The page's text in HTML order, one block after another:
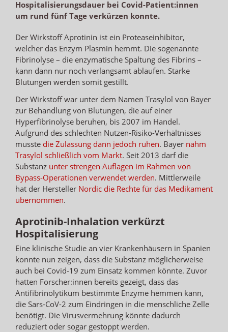
Hospitalisierungsdauer bei Covid-Patient:innen
um rund fünf Tage verkürzen konnte.
Der Wirkstoff Aprotinin ist ein Proteaseinhibitor,
welcher das Enzym Plasmin hemmt. Die sogenannte
Fibrinolyse – die enzymatische Spaltung des Fibrins –
kann dann nur noch verlangsamt ablaufen. Starke
Blutungen werden somit gestillt.
Der Wirkstoff war unter dem Namen Trasylol von Bayer
zur Behandlung von Blutungen, die auf einer
Hyperfibrinolyse beruhen, bis 2007 im Handel.
Aufgrund des schlechten Nutzen-Risiko-Verhältnisses
musste die Zulassung dann jedoch ruhen. Bayer nahm
Trasylol schließlich vom Markt. Seit 2013 darf die
Substanz unter strengen Auflagen im Rahmen von
Bypass-Operationen verwendet werden. Mittlerweile
hat der Hersteller Nordic die Rechte für das Medikament
übernommen.
Aprotinib-Inhalation verkürzt
Hospitalisierung
Eine klinische Studie an vier Krankenhäusern in Spanien
konnte nun zeigen, dass die Substanz möglicherweise
auch bei Covid-19 zum Einsatz kommen könnte. Zuvor
hatten Forscher:innen bereits gezeigt, dass das
Antifibrinolytikum bestimmte Enzyme hemmen kann,
die Sars-CoV-2 zum Eindringen in die menschliche Zelle
benötigt. Die Virusvermehrung könnte dadurch
reduziert oder sogar gestoppt werden.